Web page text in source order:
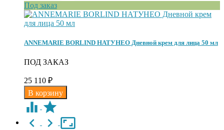
Под заказ
ANNEMARIE BORLIND НАТУНЕО Дневной крем для лица 50 мл
ПОД ЗАКАЗ
25 110 ₽